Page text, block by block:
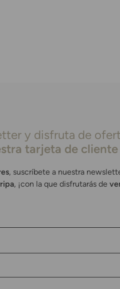
y disfruta de
tarjeta de cliente
, suscríbete a nuestra
, ¡con la que disfrutarás de